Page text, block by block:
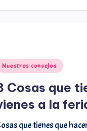
Nuestros consejos
Cosas que
a la
que tienes que